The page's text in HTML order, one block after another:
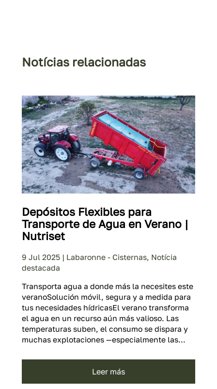
Notícias relacionadas
Depósitos Flexibles para
Transporte de Agua en Verano |
Nutriset
9 Jul 2025| Labaronne - Cisternas, Notícia
destacada
Transporta agua a donde más la necesites este
veranoSolución móvil, segura y a medida para
tus necesidades hídricasEl verano transforma
el agua en un recurso aún más valioso. Las
temperaturas suben, el consumo se dispara y
muchas explotaciones —especialmente las...
leer más